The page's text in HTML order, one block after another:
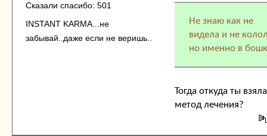
Сказали спасибо: 501
INSTANT KARMA...не
забывай..даже если не веришь..
Не знаю как не
видела и не
но именно в
Тогда откуда ты
метод лечения?